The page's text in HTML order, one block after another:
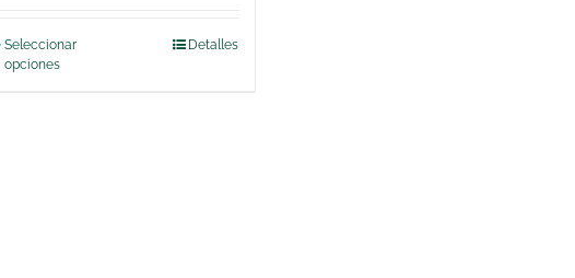
desde
Seleccionar
opciones
Detalles